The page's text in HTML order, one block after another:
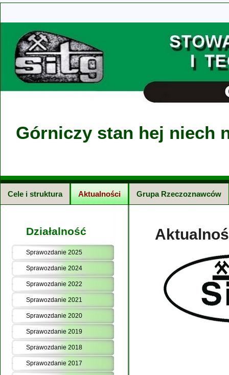
Górniczy stan hej niech
Cele i struktura Aktualności Grupa Rzeczoznawców
Działalność
Sprawozdanie 2025
Sprawozdanie 2024
Sprawozdanie 2022
Sprawozdanie 2021
Sprawozdanie 2020
Sprawozdanie 2019
Sprawozdanie 2018
Sprawozdanie 2017